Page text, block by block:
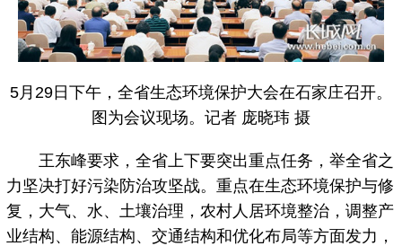
5月29日下午，全省生态环境保护大会在石家庄召开。
图为会议现场。记者 庞晓玮 摄
王东峰要求，全省上下要突出重点任务，举全省之
力坚决打好污染防治攻坚战。重点在生态环境保护与修
复，大气、水、土壤治理，农村人居环境整治，调整产
业结构、能源结构、交通结构和优化布局等方面发力，